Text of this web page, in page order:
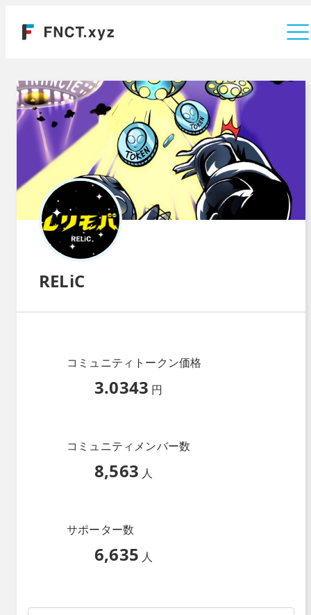
RELiC
コミュニティトークン価格
3.0343 円
コミュニティメンバー数
8,563 人
サポーター数
6,635 人